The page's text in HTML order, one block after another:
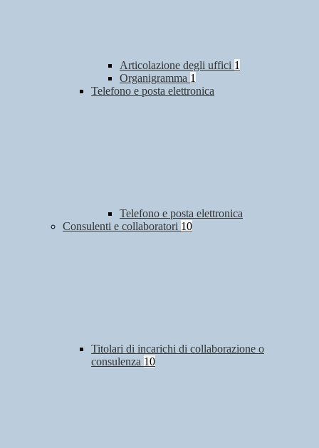
Articolazione degli uffici 1
Organigramma 1
Telefono e posta elettronica
Telefono e posta elettronica
Consulenti e collaboratori 10
Titolari di incarichi di collaborazione o
consulenza 10